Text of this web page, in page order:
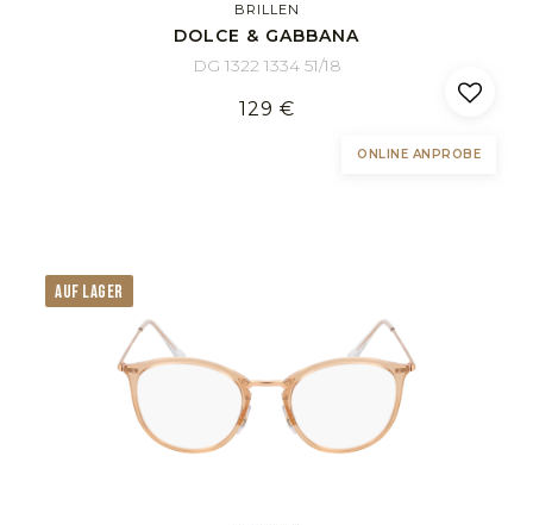
BRILLEN
DOLCE & GABBANA
DG 1322 1334 51/18
129 €
ONLINE ANPROBE
AUF LAGER